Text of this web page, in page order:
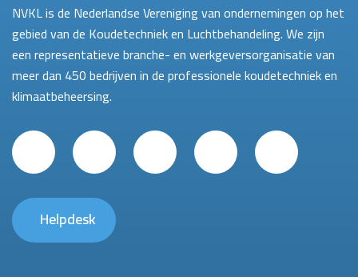
NVKL is de Nederlandse Vereniging van ondernemingen op het
gebied van de Koudetechniek en Luchtbehandeling. We zijn
een representatieve branche- en werkgeversorganisatie van
meer dan 450 bedrijven in de professionele koudetechniek en
klimaatbeheersing.
Helpdesk